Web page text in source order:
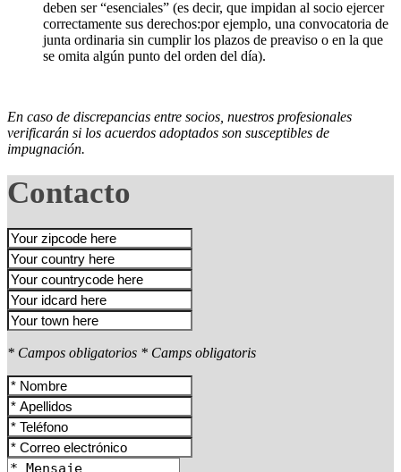
deben ser “esenciales” (es decir, que impidan al socio ejercer
correctamente sus derechos:por ejemplo, una convocatoria de
junta ordinaria sin cumplir los plazos de preaviso o en la que
se omita algún punto del orden del día).
En caso de discrepancias entre socios, nuestros profesionales
verificarán si los acuerdos adoptados son susceptibles de
impugnación.
Contacto
* Campos obligatorios * Camps obligatoris